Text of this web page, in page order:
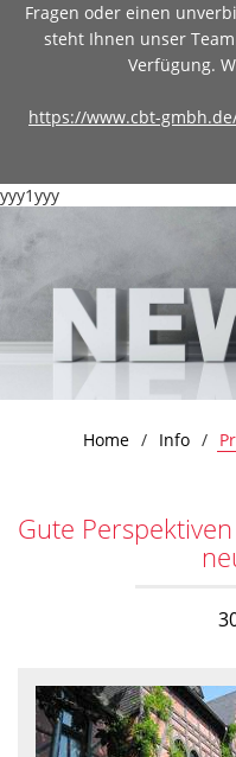
Fragen oder einen
steht Ihnen unser
Verfügung.
https://www.cbt-
yyy1yyy
Home Info
Gute